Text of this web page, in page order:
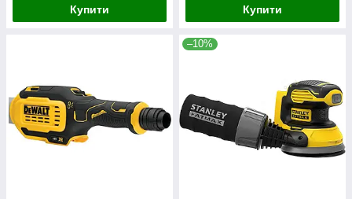
Купити Купити
–10%